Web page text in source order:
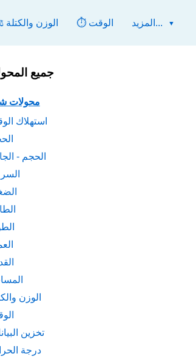
⚖️ الوزن والكتلة ⏱️ الوقت المزيد...
جميع
محولات
استهلاك
الحجم -
الوزن
تخزين
درجة